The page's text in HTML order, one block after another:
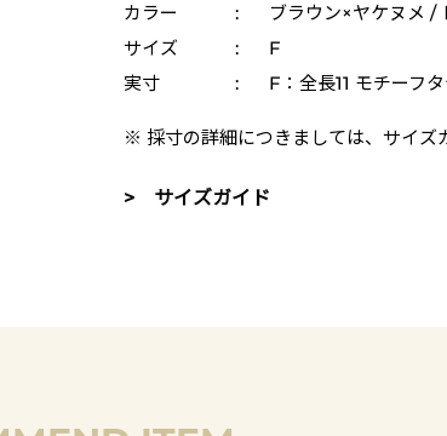
カラー
:
ブラウン×ヤケヌメ /
サイズ
:
F
実寸
: F：全長11 モチーフ
※ 採寸の詳細につきましては、 サイズ
> サイズガイド